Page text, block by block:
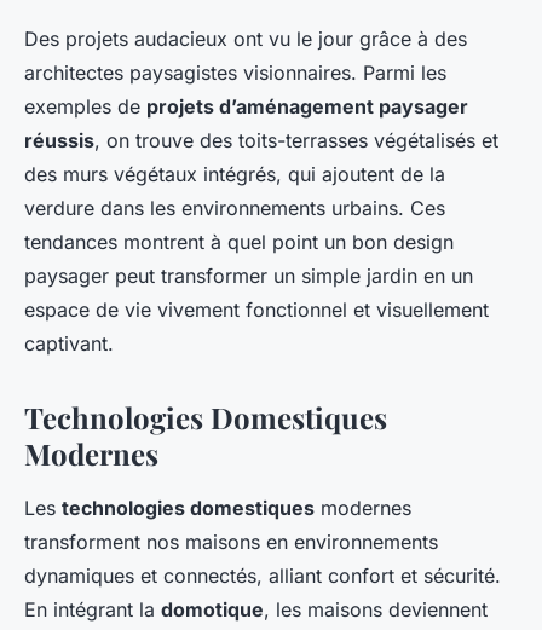
Des projets audacieux ont vu le jour grâce à des
architectes paysagistes visionnaires. Parmi les
exemples de projets d’aménagement paysager
réussis, on trouve des toits-terrasses végétalisés et
des murs végétaux intégrés, qui ajoutent de la
verdure dans les environnements urbains. Ces
tendances montrent à quel point un bon design
paysager peut transformer un simple jardin en un
espace de vie vivement fonctionnel et visuellement
captivant.
Technologies Domestiques
Modernes
Les technologies domestiques modernes
transforment nos maisons en environnements
dynamiques et connectés, alliant confort et sécurité.
En intégrant la domotique, les maisons deviennent